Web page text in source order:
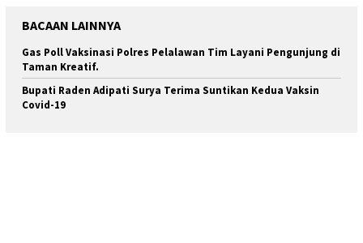
BACAAN LAINNYA
Gas Poll Vaksinasi Polres Pelalawan Tim Layani Pengunjung di
Taman Kreatif.
Bupati Raden Adipati Surya Terima Suntikan Kedua Vaksin
Covid-19